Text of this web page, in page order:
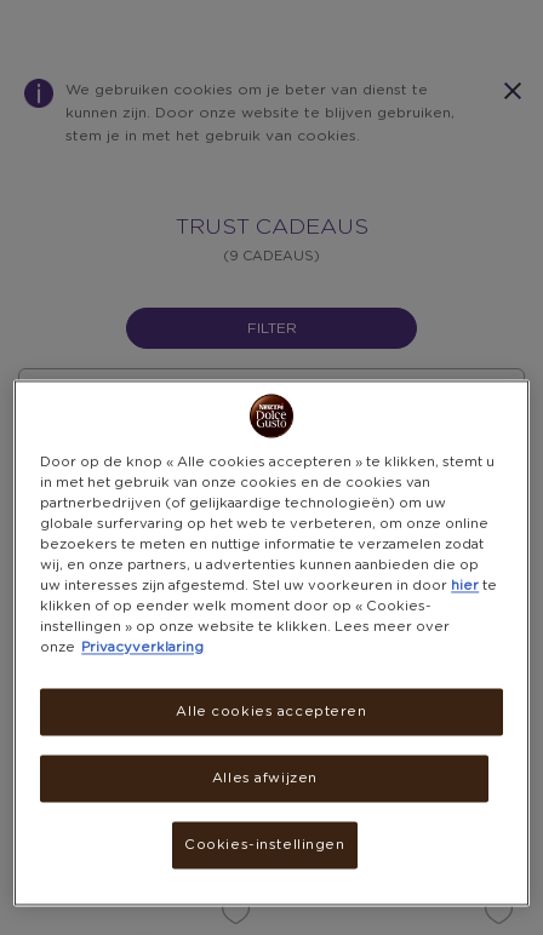
We gebruiken cookies om je beter van dienst te
kunnen zijn. Door onze website te blijven gebruiken,
stem je in met het gebruik van cookies.
Trust
Cadeaus
TRUST CADEAUS
(9 CADEAUS)
FILTER
SORTEER
KOELSTANDAARD VOOR
LAPTOPS
11,900 PUNTEN
Door op de knop « Alle cookies accepteren » te klikken, stemt u
in met het gebruik van onze cookies en de cookies van
partnerbedrijven (of gelijkaardige technologieën) om uw
globale surfervaring op het web te verbeteren, om onze online
bezoekers te meten en nuttige informatie te verzamelen zodat
wij, en onze partners, u advertenties kunnen aanbieden die op
uw interesses zijn afgestemd. Stel uw voorkeuren in door hier te
klikken of op eender welk moment door op « Cookies-
instellingen » op onze website te klikken. Lees meer over
onze
Privacyverklaring
Alles afwijzen
Alle cookies accepteren
Cookies-instellingen